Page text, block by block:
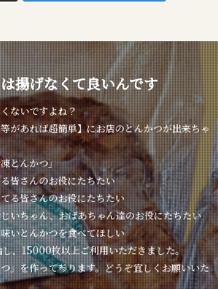
揚げなくて良いんです
ないですよね？
があれば超簡単】にお店のとんかつが出来ちゃ
とんかつ」
皆さんのお役にたちたい
る皆さんのお役にたちたい
いちゃん、おばあちゃん達のお役にたちたい
いとんかつを食べてほしい
、15000枚以上ご利用いただきました。
」を作って参ります。どうぞ宜しくお願いいた